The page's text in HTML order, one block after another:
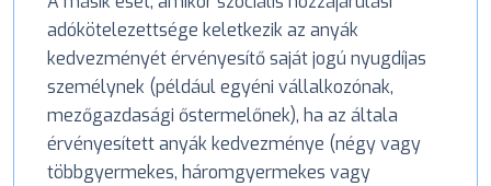
adókötelezettsége keletkezik az anyák
kedvezményét érvényesítő saját jogú nyugdíjas
személynek (például egyéni vállalkozónak,
mezőgazdasági őstermelőnek), ha az általa
érvényesített anyák kedvezménye (négy vagy
többgyermekes, háromgyermekes vagy